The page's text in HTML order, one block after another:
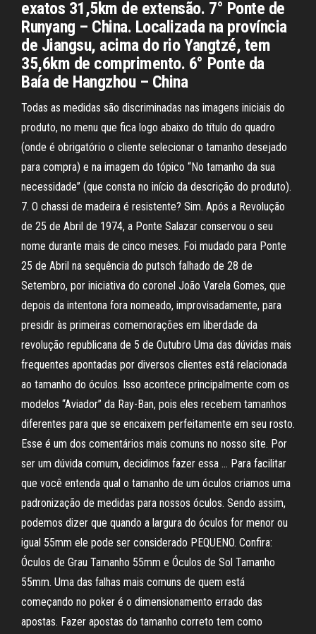
exatos 31,5km de extensão. 7° Ponte de
Runyang – China. Localizada na província
de Jiangsu, acima do rio Yangtzé, tem
35,6km de comprimento. 6° Ponte da
Baía de Hangzhou – China
Todas as medidas são discriminadas nas imagens iniciais do
produto, no menu que fica logo abaixo do título do quadro
(onde é obrigatório o cliente selecionar o tamanho desejado
para compra) e na imagem do tópico “No tamanho da sua
necessidade” (que consta no início da descrição do produto).
7. O chassi de madeira é resistente? Sim. Após a Revolução
de 25 de Abril de 1974, a Ponte Salazar conservou o seu
nome durante mais de cinco meses. Foi mudado para Ponte
25 de Abril na sequência do putsch falhado de 28 de
Setembro, por iniciativa do coronel João Varela Gomes, que
depois da intentona fora nomeado, improvisadamente, para
presidir às primeiras comemorações em liberdade da
revolução republicana de 5 de Outubro Uma das dúvidas mais
frequentes apontadas por diversos clientes está relacionada
ao tamanho do óculos. Isso acontece principalmente com os
modelos “Aviador” da Ray-Ban, pois eles recebem tamanhos
diferentes para que se encaixem perfeitamente em seu rosto.
Esse é um dos comentários mais comuns no nosso site. Por
ser um dúvida comum, decidimos fazer essa … Para facilitar
que você entenda qual o tamanho de um óculos criamos uma
padronização de medidas para nossos óculos. Sendo assim,
podemos dizer que quando a largura do óculos for menor ou
igual 55mm ele pode ser considerado PEQUENO. Confira:
Óculos de Grau Tamanho 55mm e Óculos de Sol Tamanho
55mm. Uma das falhas mais comuns de quem está
começando no poker é o dimensionamento errado das
apostas. Fazer apostas do tamanho correto tem como